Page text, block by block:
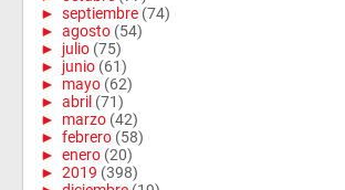
► septiembre (74)
► agosto (54)
► julio (75)
► junio (61)
► mayo (62)
► abril (71)
► marzo (42)
► febrero (58)
► enero (20)
► 2019 (398)